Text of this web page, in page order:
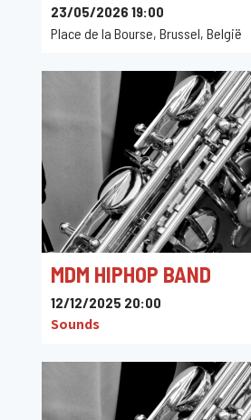
23/05/2026 19:00
Place de la Bourse, Brussel, België
MDM HIPHOP BAND
12/12/2025 20:00
Sounds